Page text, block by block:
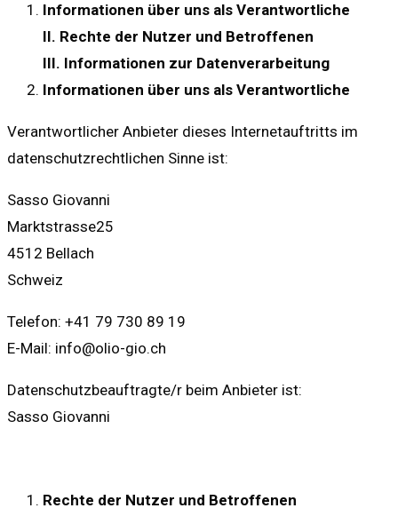
Informationen über uns als Verantwortliche
II. Rechte der Nutzer und Betroffenen
III. Informationen zur Datenverarbeitung
Informationen über uns als Verantwortliche
Verantwortlicher Anbieter dieses Internetauftritts im
datenschutzrechtlichen Sinne ist:
Sasso Giovanni
Marktstrasse25
4512 Bellach
Schweiz
Telefon: +41 79 730 89 19
E-Mail: info@olio-gio.ch
Datenschutzbeauftragte/r beim Anbieter ist:
Sasso Giovanni
Rechte der Nutzer und Betroffenen